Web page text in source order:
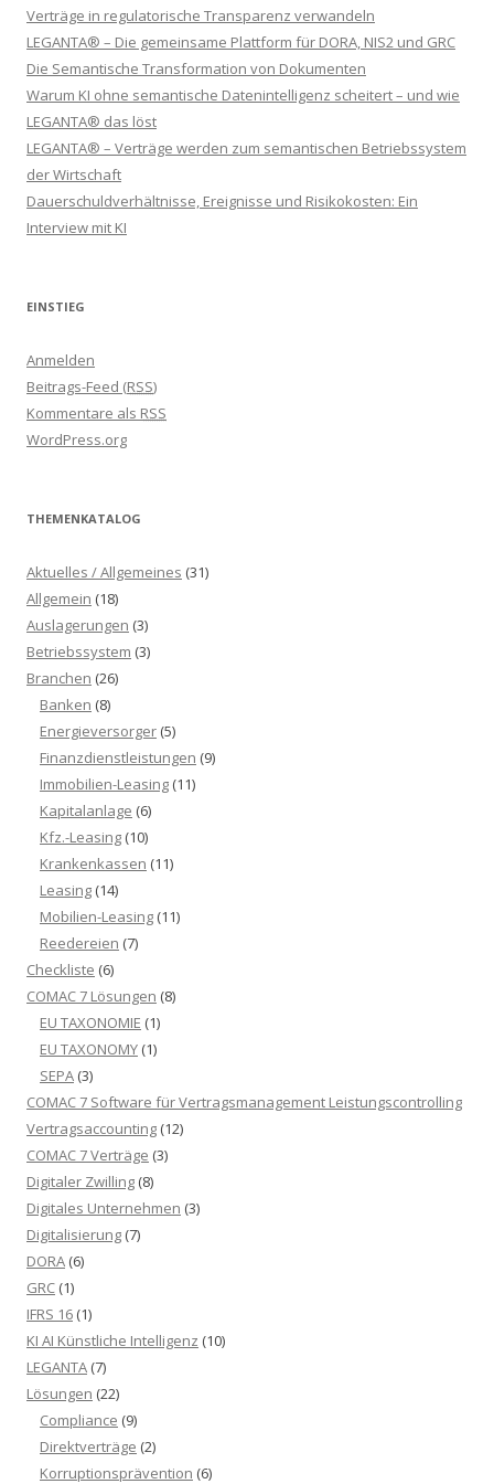
Verträge in regulatorische Transparenz verwandeln
LEGANTA® – Die gemeinsame Plattform für DORA, NIS2 und GRC
Die Semantische Transformation von Dokumenten
Warum KI ohne semantische Datenintelligenz scheitert – und wie
LEGANTA® das löst
LEGANTA® – Verträge werden zum semantischen Betriebssystem
der Wirtschaft
Dauerschuldverhältnisse, Ereignisse und Risikokosten: Ein
Interview mit KI
EINSTIEG
Anmelden
Beitrags-Feed (RSS)
Kommentare als RSS
WordPress.org
THEMENKATALOG
Aktuelles / Allgemeines (31)
Allgemein (18)
Auslagerungen (3)
Betriebssystem (3)
Branchen (26)
Banken (8)
Energieversorger (5)
Finanzdienstleistungen (9)
Immobilien-Leasing (11)
Kapitalanlage (6)
Kfz.-Leasing (10)
Krankenkassen (11)
Leasing (14)
Mobilien-Leasing (11)
Reedereien (7)
Checkliste (6)
COMAC 7 Lösungen (8)
EU TAXONOMIE (1)
EU TAXONOMY (1)
SEPA (3)
COMAC 7 Software für Vertragsmanagement Leistungscontrolling
Vertragsaccounting (12)
COMAC 7 Verträge (3)
Digitaler Zwilling (8)
Digitales Unternehmen (3)
Digitalisierung (7)
DORA (6)
GRC (1)
IFRS 16 (1)
KI AI Künstliche Intelligenz (10)
LEGANTA (7)
Lösungen (22)
Compliance (9)
Direktverträge (2)
Korruptionsprävention (6)